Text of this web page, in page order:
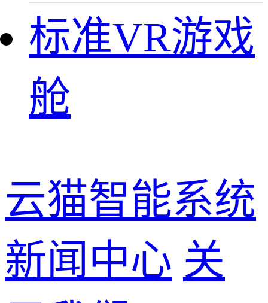
标准VR游戏
舱
云猫智能系统
新闻中心 关